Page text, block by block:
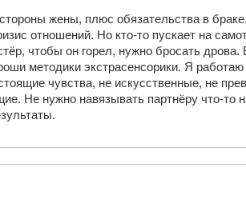
жены, плюс обязательства в
отношений. Но кто-то пускает на
чтобы он горел, нужно бросать
методики экстрасенсорики. Я
чувства, не искусственные, не
Не нужно навязывать партнёру что-то